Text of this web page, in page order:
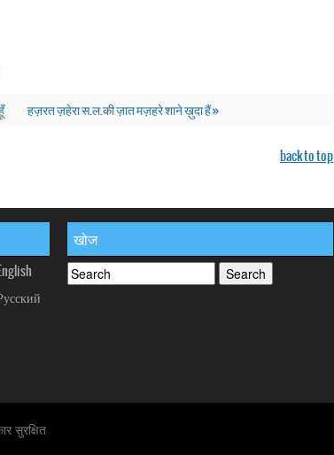
हज़रत ज़हेरा स.ल.की ज़ात मज़हरे शाने ख़ुदा हैं »
back to top
खोज
सुरक्षित